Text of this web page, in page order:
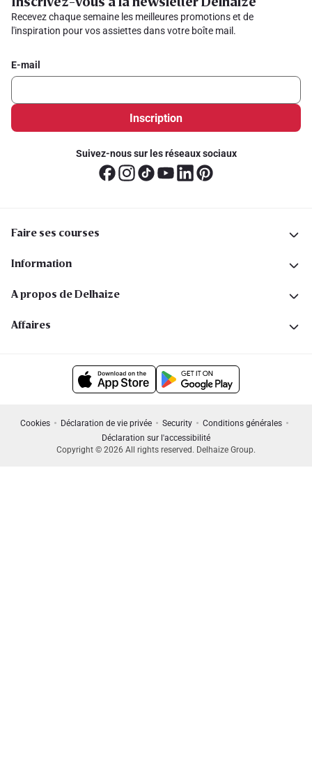
Recevez chaque semaine les meilleures promotions et de
l'inspiration pour vos assiettes dans votre boîte mail.
E-mail
Inscription
Suivez-nous sur les réseaux sociaux
Faire ses courses
Information
A propos de Delhaize
Affaires
Cookies Déclaration de vie privée Security
Conditions générales
Déclaration sur l'accessibilité
Copyright © 2026 All rights reserved. Delhaize Group.